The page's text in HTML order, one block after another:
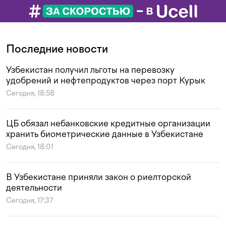
Последние новости
Узбекистан получил льготы на перевозку
удобрений и нефтепродуктов через порт Курык
Сегодня, 18:58
ЦБ обязал небанковские кредитные организации
хранить биометрические данные в Узбекистане
Сегодня, 18:01
В Узбекистане приняли закон о риелторской
деятельности
Сегодня, 17:37